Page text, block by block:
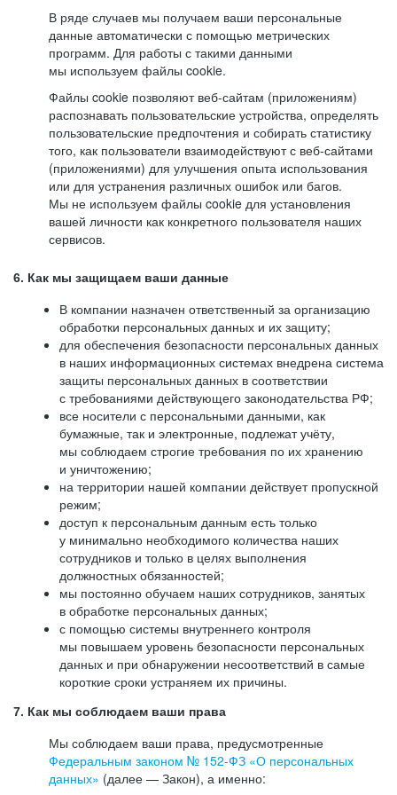
В ряде случаев мы получаем ваши персональные
данные автоматически с помощью метрических
программ. Для работы с такими данными
мы используем файлы cookie.
Файлы cookie позволяют веб-сайтам (приложениям)
распознавать пользовательские устройства, определять
пользовательские предпочтения и собирать статистику
того, как пользователи взаимодействуют с веб-сайтами
(приложениями) для улучшения опыта использования
или для устранения различных ошибок или багов.
Мы не используем файлы cookie для установления
вашей личности как конкретного пользователя наших
сервисов.
6. Как мы защищаем ваши данные
В компании назначен ответственный за организацию
обработки персональных данных и их защиту;
для обеспечения безопасности персональных данных
в наших информационных системах внедрена система
защиты персональных данных в соответствии
с требованиями действующего законодательства РФ;
все носители с персональными данными, как
бумажные, так и электронные, подлежат учёту,
мы соблюдаем строгие требования по их хранению
и уничтожению;
на территории нашей компании действует пропускной
режим;
доступ к персональным данным есть только
у минимально необходимого количества наших
сотрудников и только в целях выполнения
должностных обязанностей;
мы постоянно обучаем наших сотрудников, занятых
в обработке персональных данных;
с помощью системы внутреннего контроля
мы повышаем уровень безопасности персональных
данных и при обнаружении несоответствий в самые
короткие сроки устраняем их причины.
7. Как мы соблюдаем ваши права
Мы соблюдаем ваши права, предусмотренные
Федеральным законом № 152-ФЗ «О персональных
данных» (далее — Закон), а именно: